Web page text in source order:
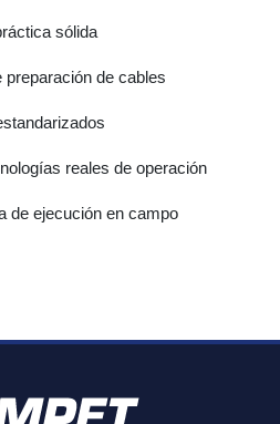
sólida
preparación de cables
reales de operación
de ejecución en campo